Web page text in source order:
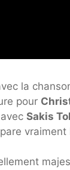
la
pour
Sakis